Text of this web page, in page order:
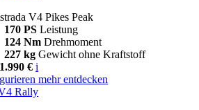
V4 Pikes Peak
170 PS Leistung
124 Nm Drehmoment
227 kg Gewicht ohne Kraftstoff
€ i
mehr entdecken
Rally